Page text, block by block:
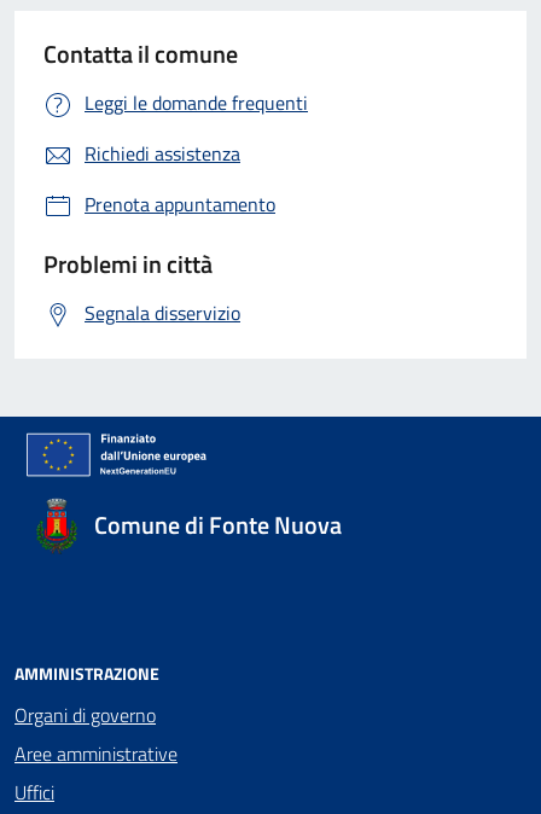
Contatta il comune
Leggi le domande frequenti
Richiedi assistenza
Prenota appuntamento
Problemi in città
Segnala disservizio
Comune di Fonte Nuova
AMMINISTRAZIONE
Organi di governo
Aree amministrative
Uffici